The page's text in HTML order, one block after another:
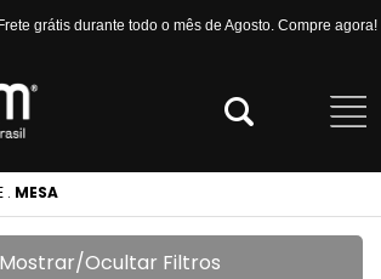
grátis durante todo o mês de Agosto. Compre agora!
. MESA
Mostrar/Ocultar Filtros